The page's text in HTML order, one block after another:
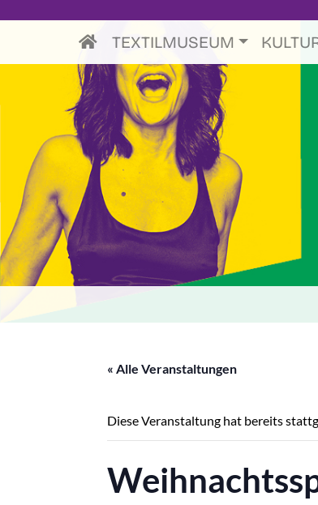
TEXTILMUSEUM
« Alle Veranstaltungen
Diese Veranstaltung hat bereits